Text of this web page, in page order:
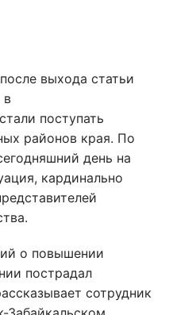
выхода статьи
в
поступать
районов края. По
день на
кардинально
о повышении
пострадал
сотрудник